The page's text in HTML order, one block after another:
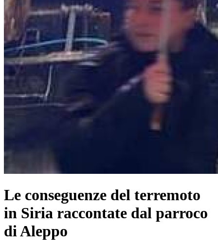
Le conseguenze del terremoto
in Siria raccontate dal parroco
di Aleppo